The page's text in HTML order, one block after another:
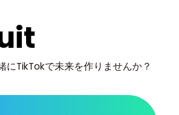
にTikTokで未来を作りませんか？